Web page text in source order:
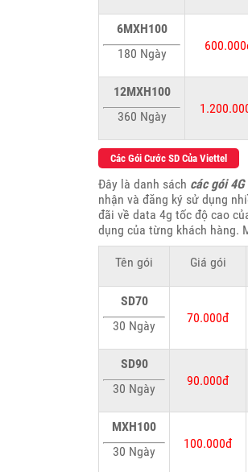
6MXH100
180 Ngày
12MXH100
360 Ngày
Các Gói Cước SD Của Viettel
Đây là danh sách các gói
nhận và đăng ký sử dụng
đãi về data 4g tốc độ cao
dụng của từng khách hàng.
Tên gói Giá gói
SD70
30 Ngày
70.000đ
SD90
30 Ngày
90.000đ
MXH100
30 Ngày
100.000đ